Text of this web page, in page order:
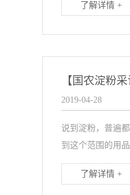
了解详情 +
【国农淀粉
2019-04-28
说到淀粉，普遍
到这个范围的用
了解详情 +